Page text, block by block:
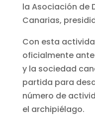
la Asociación de
Canarias,
Con esta
oficialmente
y la sociedad
partida para
número de
el archipiélago.